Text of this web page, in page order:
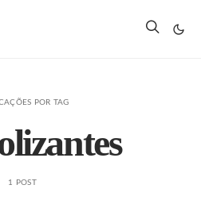
POR TAG
1 POST